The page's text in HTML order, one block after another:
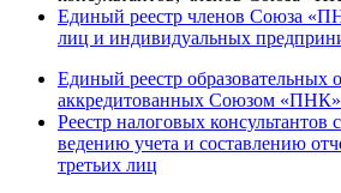
Единый реестр членов Союза
лиц и индивидуальных
Единый реестр образовательных
аккредитованных Союзом «ПНК»
Реестр налоговых консультантов
ведению учета и составлению
третьих лиц